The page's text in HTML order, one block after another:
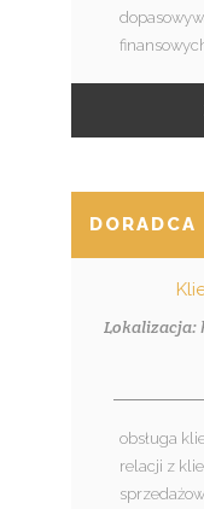
obsługa
relacji z